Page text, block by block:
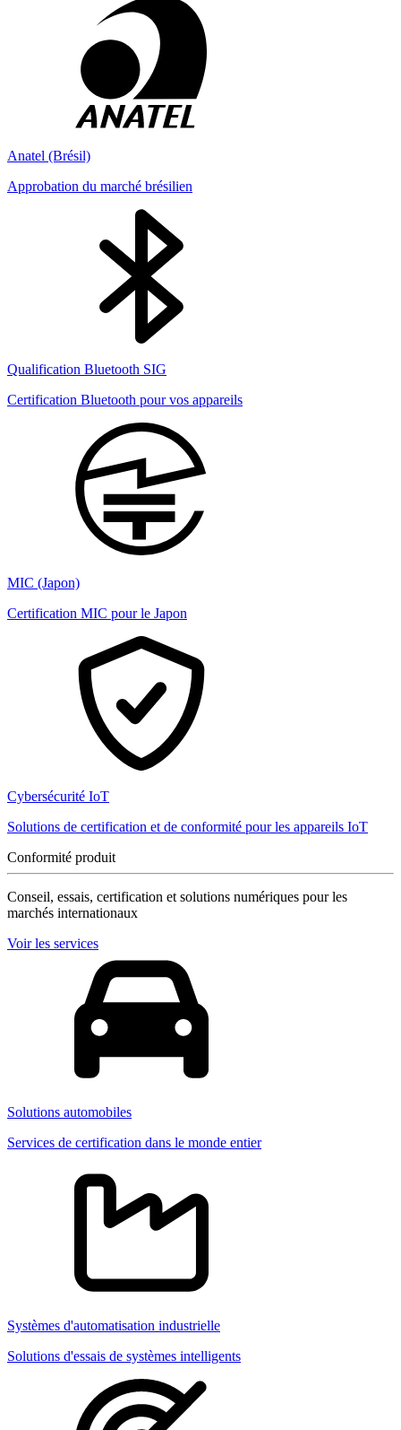
Anatel (Brésil)
Approbation du marché brésilien
Qualification Bluetooth SIG
Certification Bluetooth pour vos appareils
MIC (Japon)
Certification MIC pour le Japon
Cybersécurité IoT
Solutions de certification et de conformité pour les appareils IoT
Conformité produit
Conseil, essais, certification et solutions numériques pour les
marchés internationaux
Voir les services
Solutions automobiles
Services de certification dans le monde entier
Systèmes d'automatisation industrielle
Solutions d'essais de systèmes intelligents